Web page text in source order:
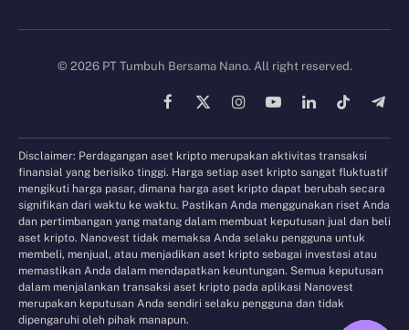
© 2026 PT Tumbuh Bersama Nano. All right reserved.
Facebook
X
InstagramYouTubeLinkedInTikTok
Disclaimer: Perdagangan aset kripto merupakan aktivitas transaksi
finansial yang berisiko tinggi. Harga setiap aset kripto sangat fluktuatif
mengikuti harga pasar, dimana harga aset kripto dapat berubah secara
signifikan dari waktu ke waktu. Pastikan Anda menggunakan riset Anda
dan pertimbangan yang matang dalam membuat keputusan jual dan beli
aset kripto. Nanovest tidak memaksa Anda selaku pengguna untuk
membeli, menjual, atau menjadikan aset kripto sebagai investasi atau
memastikan Anda dalam mendapatkan keuntungan. Semua keputusan
dalam menjalankan transaksi aset kripto pada aplikasi Nanovest
merupakan keputusan Anda sendiri selaku pengguna dan tidak
dipengaruhi oleh pihak manapun.